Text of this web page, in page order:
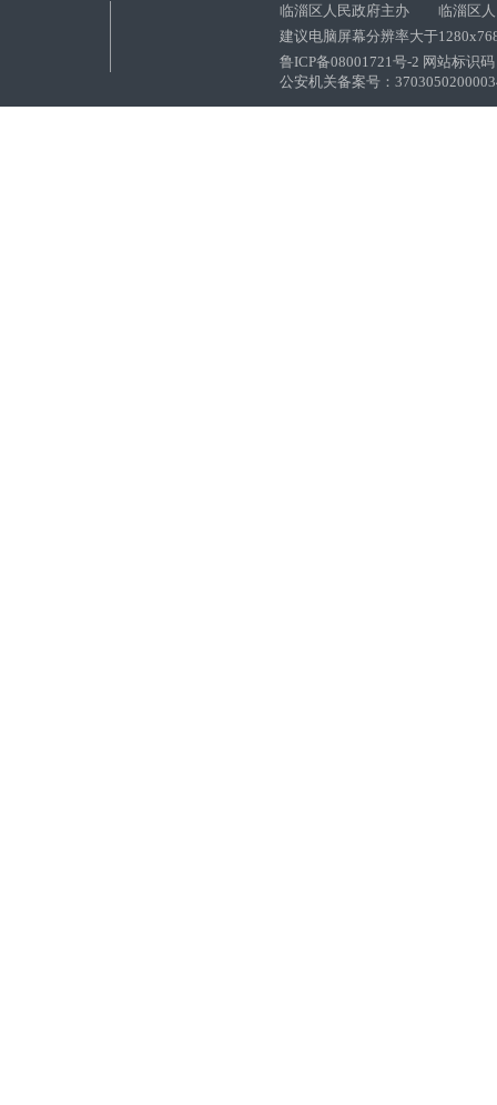
临淄区人民政府主办 临淄区人
建议电脑屏幕分辨率大于
鲁ICP备08001721号-2 网站标识
公安机关备案号：